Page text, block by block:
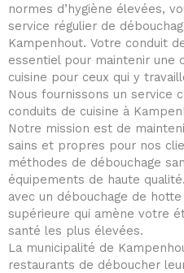
normes d’hygiène élevées,
service régulier de
Kampenhout. Votre conduit
essentiel pour maintenir une
cuisine pour ceux qui y
Nous fournissons un service
conduits de cuisine à
Notre mission est de
sains et propres pour nos
méthodes de débouchage
équipements de haute
avec un débouchage de
supérieure qui amène votre
santé les plus élevées.
La municipalité de
restaurants de déboucher